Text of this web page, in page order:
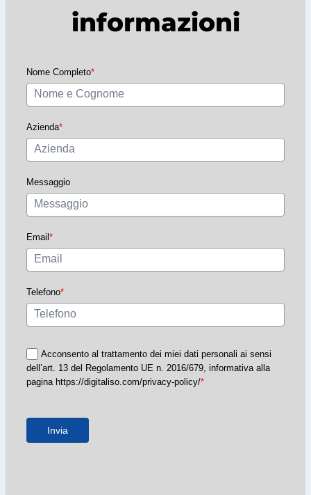
informazioni
Nome Completo*
Azienda*
Messaggio
Email *
Telefono*
Acconsento al trattamento dei miei dati personali ai sensi
dell’art. 13 del Regolamento UE n. 2016/679, informativa alla
pagina https://digitaliso.com/privacy-policy/*
Invia